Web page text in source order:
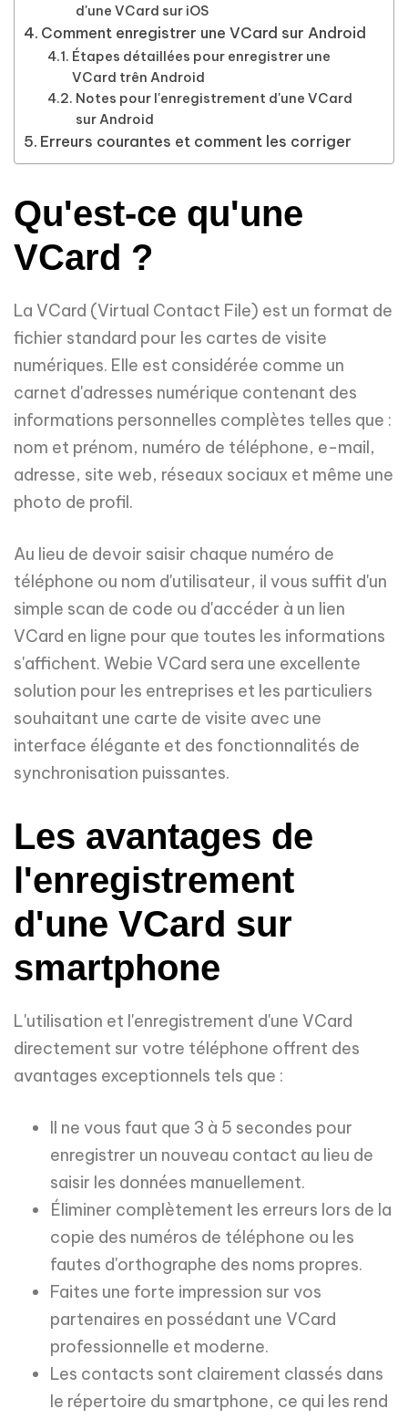
d'une VCard sur iOS
Comment enregistrer une VCard sur Android
Étapes détaillées pour enregistrer une
VCard trên Android
Notes pour l'enregistrement d'une VCard
sur Android
Erreurs courantes et comment les corriger
Qu'est-ce qu'une
VCard ?
La VCard (Virtual Contact File) est un format de
fichier standard pour les cartes de visite
numériques. Elle est considérée comme un
carnet d'adresses numérique contenant des
informations personnelles complètes telles que :
nom et prénom, numéro de téléphone, e-mail,
adresse, site web, réseaux sociaux et même une
photo de profil.
Au lieu de devoir saisir chaque numéro de
téléphone ou nom d'utilisateur, il vous suffit d'un
simple scan de code ou d'accéder à un lien
VCard en ligne pour que toutes les informations
s'affichent. Webie VCard sera une excellente
solution pour les entreprises et les particuliers
souhaitant une carte de visite avec une
interface élégante et des fonctionnalités de
synchronisation puissantes.
Les avantages de
l'enregistrement
d'une VCard sur
smartphone
L'utilisation et l'enregistrement d'une VCard
directement sur votre téléphone offrent des
avantages exceptionnels tels que :
Il ne vous faut que 3 à 5 secondes pour
enregistrer un nouveau contact au lieu de
saisir les données manuellement.
Éliminer complètement les erreurs lors de la
copie des numéros de téléphone ou les
fautes d'orthographe des noms propres.
Faites une forte impression sur vos
partenaires en possédant une VCard
professionnelle et moderne.
Les contacts sont clairement classés dans
le répertoire du smartphone, ce qui les rend